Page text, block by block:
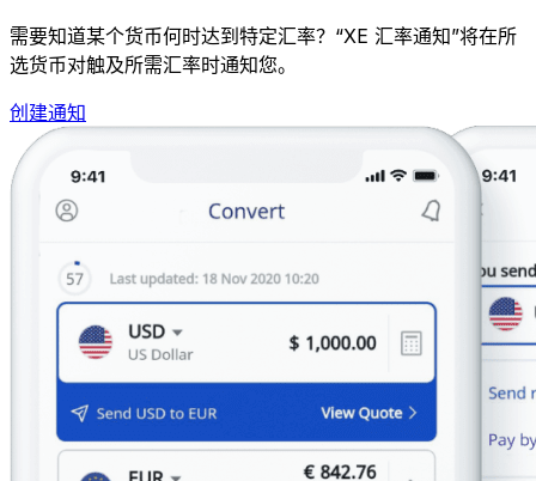
需要知道某个货币何时达到特定汇率？“XE 汇率通知”将在所
选货币对触及所需汇率时通知您。
创建通知